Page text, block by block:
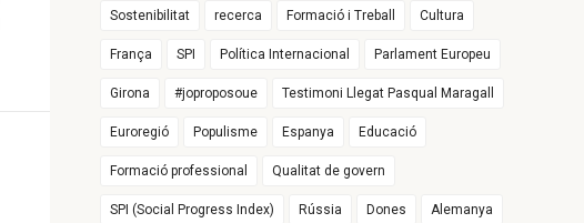
Sostenibilitat recerca Formació i Treball Cultura
França SPI Política Internacional Parlament Europeu
Girona #joproposoue Testimoni Llegat Pasqual Maragall
Euroregió Populisme Espanya Educació
Formació professional Qualitat de govern
SPI (Social Progress Index) Rússia Dones Alemanya